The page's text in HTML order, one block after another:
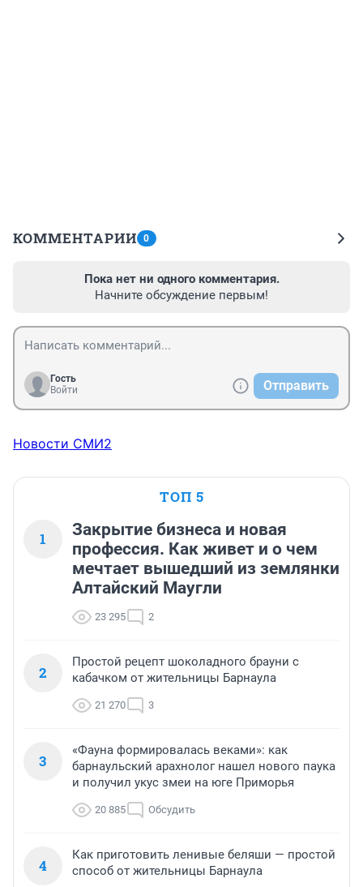
КОММЕНТАРИИ 0
Пока нет ни одного комментария.
Начните обсуждение первым!
Гость
Войти
Отправить
Новости СМИ2
ТОП 5
1
Закрытие бизнеса и новая
профессия. Как живет и о чем
мечтает вышедший из землянки
Алтайский Маугли
23 295 2
2
Простой рецепт шоколадного брауни с
кабачком от жительницы Барнаула
21 270 3
3
«Фауна формировалась веками»: как
барнаульский арахнолог нашел нового паука
и получил укус змеи на юге Приморья
20 885 Обсудить
4
Как приготовить ленивые беляши — простой
способ от жительницы Барнаула